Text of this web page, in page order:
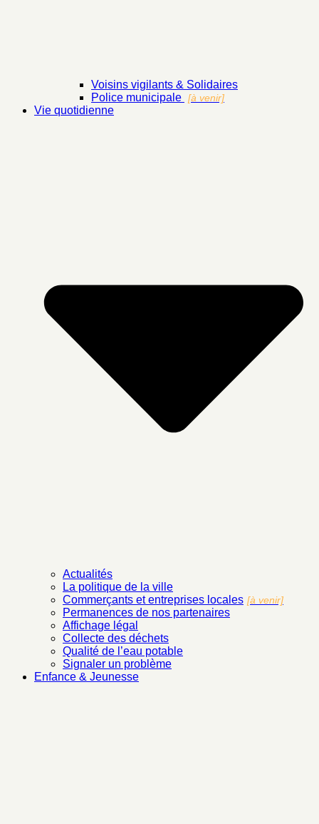
Voisins vigilants & Solidaires
Police municipale [à venir]
Vie quotidienne
Actualités
La politique de la ville
Commerçants et entreprises locales [à venir]
Permanences de nos partenaires
Affichage légal
Collecte des déchets
Qualité de l’eau potable
Signaler un problème
Enfance & Jeunesse